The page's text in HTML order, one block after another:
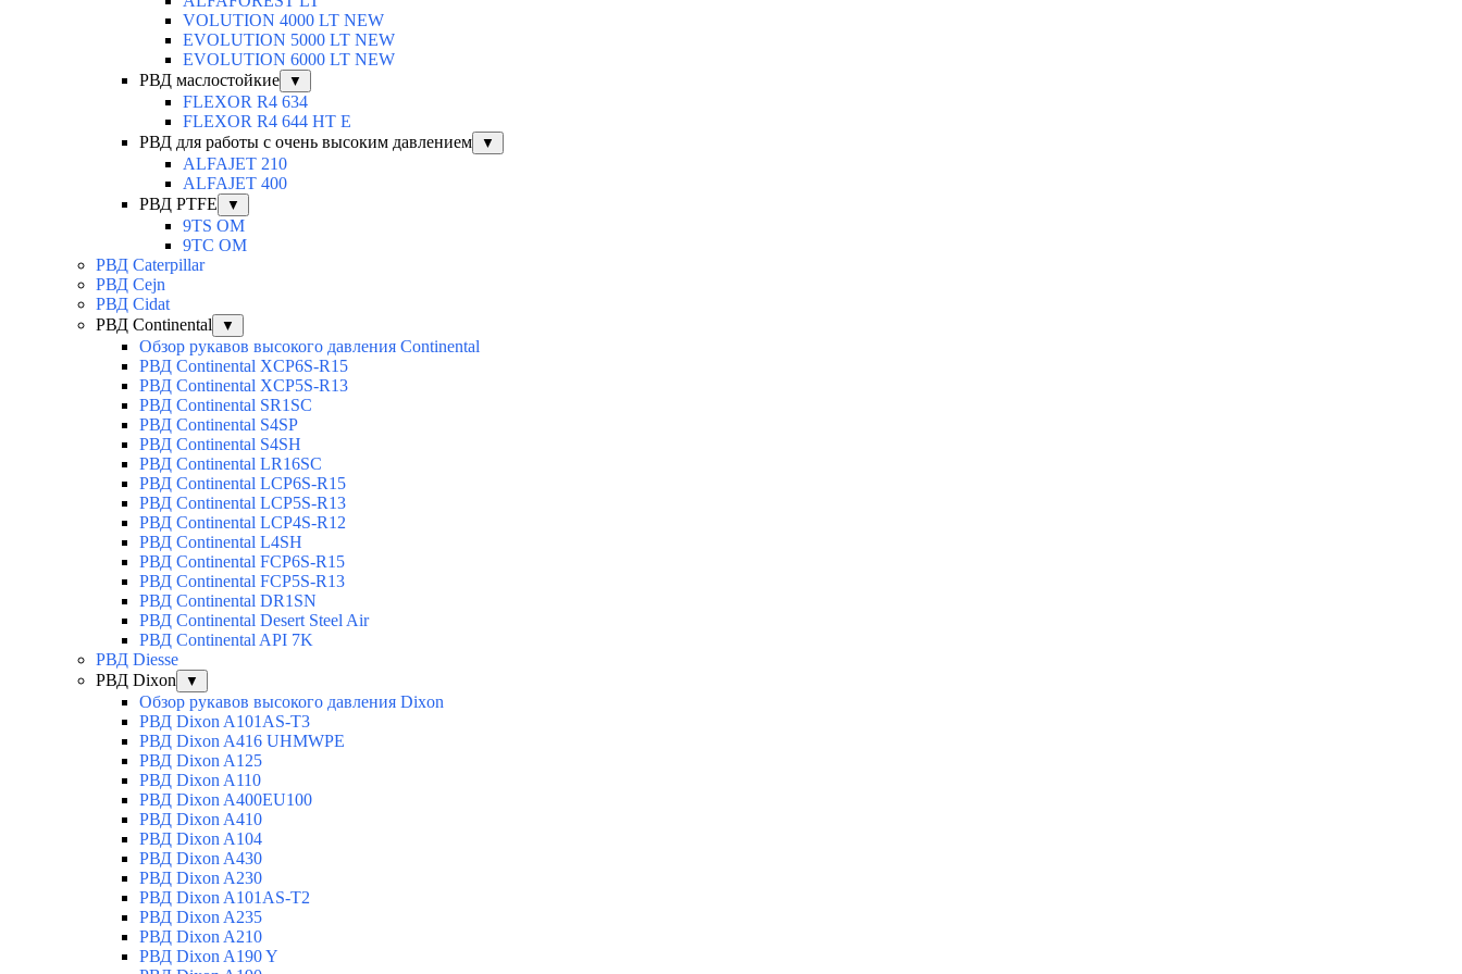
VOLUTION 4000 LT NEW
EVOLUTION 5000 LT NEW
EVOLUTION 6000 LT NEW
РВД маслостойкие
▼
FLEXOR R4 634
FLEXOR R4 644 HT E
РВД для работы с очень высоким давлением
▼
ALFAJET 210
ALFAJET 400
РВД PTFE
▼
9TS OM
9TC OM
РВД Caterpillar
РВД Cejn
РВД Cidat
РВД Continental
▼
Обзор рукавов высокого давления Continental
РВД Continental XCP6S-R15
РВД Continental XCP5S-R13
РВД Continental SR1SC
РВД Continental S4SP
РВД Continental S4SH
РВД Continental LR16SC
РВД Continental LCP6S-R15
РВД Continental LCP5S-R13
РВД Continental LCP4S-R12
РВД Continental L4SH
РВД Continental FCP6S-R15
РВД Continental FCP5S-R13
РВД Continental DR1SN
РВД Continental Desert Steel Air
РВД Continental API 7K
РВД Diesse
РВД Dixon
▼
Обзор рукавов высокого давления Dixon
РВД Dixon A101AS-T3
РВД Dixon A416 UHMWPE
РВД Dixon A125
РВД Dixon A110
РВД Dixon A400EU100
РВД Dixon A410
РВД Dixon A104
РВД Dixon A430
РВД Dixon A230
РВД Dixon A101AS-T2
РВД Dixon A235
РВД Dixon A210
РВД Dixon A190 Y